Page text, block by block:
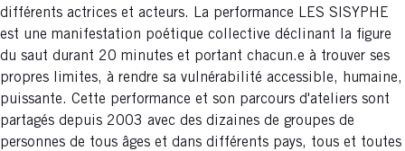
différents actrices et acteurs. La performance LES SISYPHE
est une manifestation poétique collective déclinant la figure
du saut durant 20 minutes et portant chacun.e à trouver ses
propres limites, à rendre sa vulnérabilité accessible, humaine,
puissante. Cette performance et son parcours d'ateliers sont
partagés depuis 2003 avec des dizaines de groupes de
personnes de tous âges et dans différents pays, tous et toutes